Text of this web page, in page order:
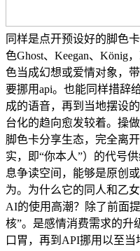
同样是点开预设好的脚色
色Ghost、Keegan、König
色当成幻想或爱情对象，
要挪用api。也能同样措辞
成的语音，再到当地摆设
台化的趋向愈发较着。操
脚色卡分享生态，完全离
实，即“你本人”）的代号
息争读空间，能够是原创
为。为什么它的同人和乙
AI的使用高潮？除了前面
核”。是感情消费需求的升
口胃，再到API挪用以至